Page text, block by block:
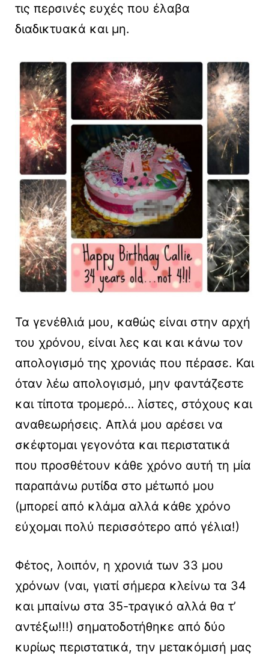
τις περσινές ευχές που έλαβα
διαδικτυακά και μη.
Τα γενέθλιά μου, καθώς είναι στην αρχή
του χρόνου, είναι λες και και κάνω τον
απολογισμό της χρονιάς που πέρασε. Και
όταν λέω απολογισμό, μην φαντάζεστε
και τίποτα τρομερό… λίστες, στόχους και
αναθεωρήσεις. Απλά μου αρέσει να
σκέφτομαι γεγονότα και περιστατικά
που προσθέτουν κάθε χρόνο αυτή τη μία
παραπάνω ρυτίδα στο μέτωπό μου
(μπορεί από κλάμα αλλά κάθε χρόνο
εύχομαι πολύ περισσότερο από γέλια!)
Φέτος, λοιπόν, η χρονιά των 33 μου
χρόνων (ναι, γιατί σήμερα κλείνω τα 34
και μπαίνω στα 35-τραγικό αλλά θα τ’
αντέξω!!!) σηματοδοτήθηκε από δύο
κυρίως περιστατικά, την μετακόμισή μας